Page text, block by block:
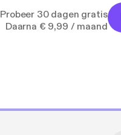
Probeer 30 dagen gratis
Daarna € 9,99 / maand